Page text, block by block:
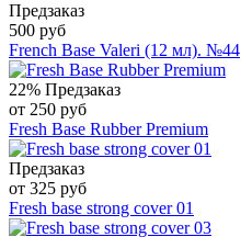
Предзаказ
500 руб
French Base Valeri (12 мл). №44
22% Предзаказ
от 250 руб
Fresh Base Rubber Premium
Предзаказ
от 325 руб
Fresh base strong cover 01